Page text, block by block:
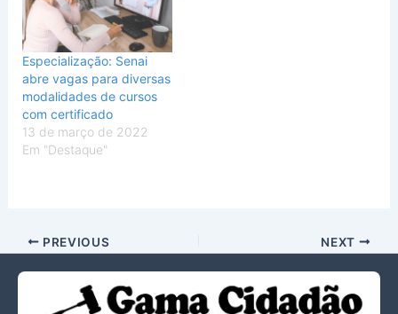
Especialização: Senai
abre vagas para diversas
modalidades de cursos
com certificado
13 de março de 2022
Em "Destaque"
PREVIOUS NEXT